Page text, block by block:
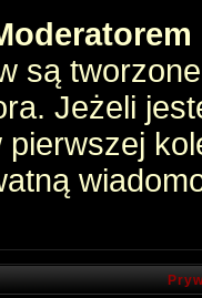
są
Jeżeli